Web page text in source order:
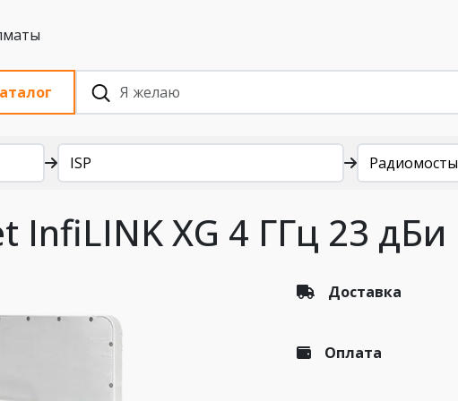
НДС, Алматы
ISP Радиомосты
InfiLINK XG 4 ГГц 23 дБи
Доставка
Оплата